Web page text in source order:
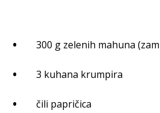
300 g zelenih mahuna
3 kuhana krumpira
čili papričica